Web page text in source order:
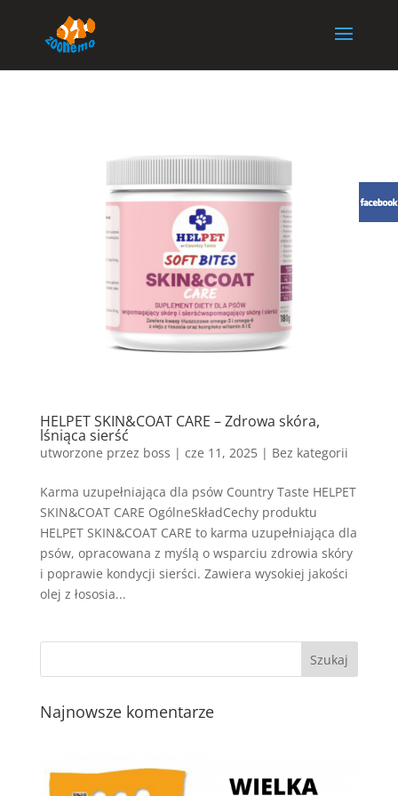
HELPET SKIN&COAT CARE – Zdrowa skóra,
lśniąca sierść
utworzone przez boss | cze 11, 2025| Bez kategorii
Karma uzupełniająca dla psów Country Taste HELPET
SKIN&COAT CARE OgólneSkładCechy produktu
HELPET SKIN&COAT CARE to karma uzupełniająca dla
psów, opracowana z myślą o wsparciu zdrowia skóry
i poprawie kondycji sierści. Zawiera wysokiej jakości
olej z łososia...
Najnowsze komentarze